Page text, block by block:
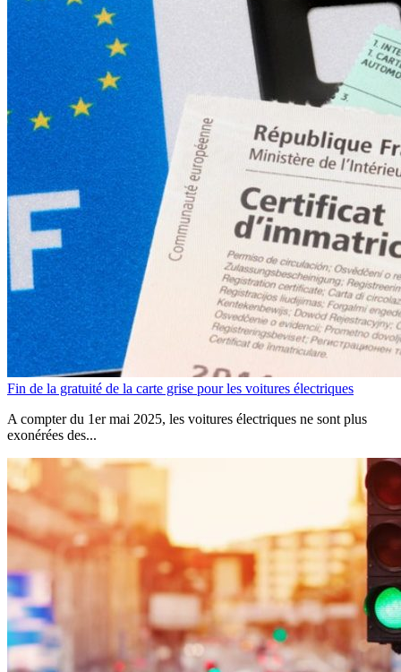
Fin de la gratuité de la carte grise pour les voitures électriques
A compter du 1er mai 2025, les voitures électriques ne sont plus
exonérées des...